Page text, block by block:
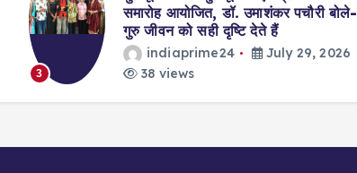
3
समारोह आयोजित, डॉ. उमाशंकर पचौरी बोले-
गुरु जीवन को सही दृष्टि देते हैं
indiaprime24
July 29, 2026
38 views